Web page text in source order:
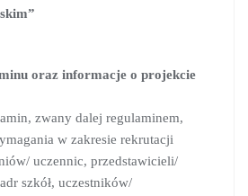
oraz informacje o projekcie
zwany dalej regulaminem,
w zakresie rekrutacji
uczennic, przedstawicieli/
szkół, uczestników/